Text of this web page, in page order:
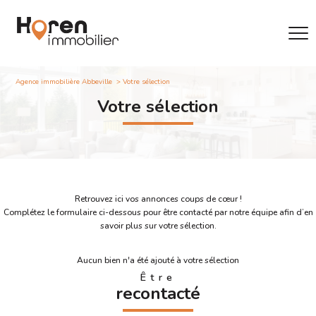
Agence immobilière Abbeville Votre sélection
Votre sélection
Retrouvez ici vos annonces coups de cœur !
Complétez le formulaire ci-dessous pour être contacté par notre équipe afin d’en
savoir plus sur votre sélection.
Aucun bien n'a été ajouté à votre sélection
Être
recontacté